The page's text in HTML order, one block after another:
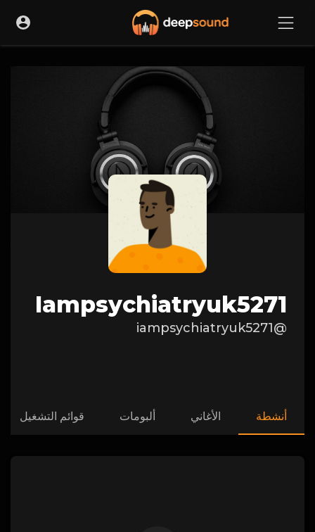
Iampsychiatryuk5271
@iampsychiatryuk5271
أنشطة الأغاني ألبومات قوائم التشغيل